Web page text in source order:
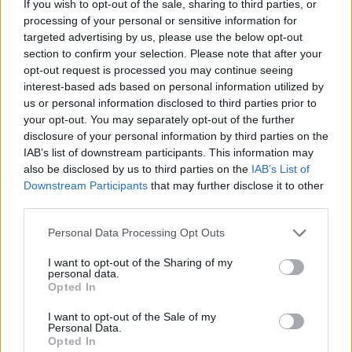
If you wish to opt-out of the sale, sharing to third parties, or
processing of your personal or sensitive information for
targeted advertising by us, please use the below opt-out
section to confirm your selection. Please note that after your
opt-out request is processed you may continue seeing
interest-based ads based on personal information utilized by
us or personal information disclosed to third parties prior to
your opt-out. You may separately opt-out of the further
disclosure of your personal information by third parties on the
IAB’s list of downstream participants. This information may
also be disclosed by us to third parties on the IAB’s List of
Downstream Participants that may further disclose it to other
Personal Data Processing Opt Outs
I want to opt-out of the Sharing of my
personal data.
Opted In
I want to opt-out of the Sale of my
Personal Data.
Opted In
Policisté prohledávali soukromý majetek zřejmě bez
povolení
27.9.2000 13:14 | PRAHA (EkoList)
Dnes dopoledne několik policistů vniklo do budov Otevřeného
koordinačního centra odpůrců politikyMezinárodního měnového
(MMF) aSvětové banky
(SB) v bývalých Libeňských
loděnicích. Podle koordinátora centra Marka Uhlíře k tomu neměli
žádné povolení, přestože původně tvrdili, že akci schválil majitel
objektu. Majitel prý telefonicky potvrdil, že o policejní akci vůbec
neví. "Policisté na mě křičeli, že žádné povolení nepotřebují, že oni
jsou zákon a to stačí," řekl EkoListu Uhlíř.
Protesty: Vnitro upozorňuje na údajné dezinformace
Ministerstvo vnitrazaregistrovalo po včerejších násilnostech v
ulicích Prahy rozšiřování údajných dezinformací prostřednictvím
médií a sítě internet. "Tyto dezinformace šíří tzv. odpůrci
během celého včerejšího dne a nočního systematického rabování,"
sdělila dnes ČIA tisková mluvčí ministerstva vnitra Gabriela
Bártíková.